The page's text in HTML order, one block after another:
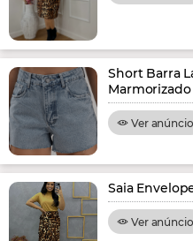
Short Barra
Marmorizado
Ver anúncio
Saia
Ver anúncio